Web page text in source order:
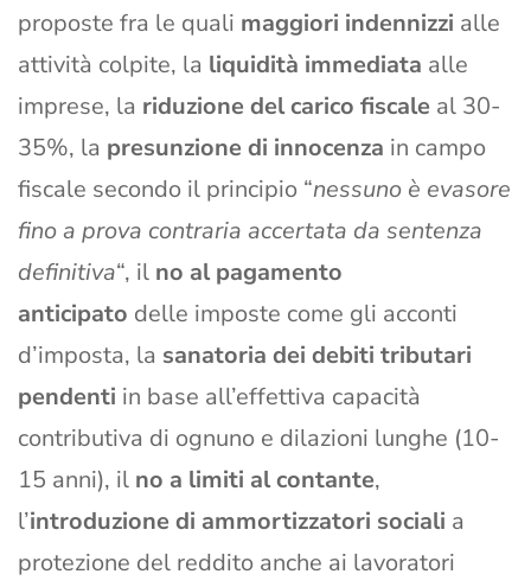
proposte fra le quali maggiori indennizzi alle
attività colpite, la liquidità immediata alle
imprese, la riduzione del carico fiscale al 30-
35%, la presunzione di innocenza in campo
fiscale secondo il principio “nessuno è evasore
fino a prova contraria accertata da sentenza
definitiva“, il no al pagamento
anticipato delle imposte come gli acconti
d’imposta, la sanatoria dei debiti tributari
pendenti in base all’effettiva capacità
contributiva di ognuno e dilazioni lunghe (10-
15 anni), il no a limiti al contante,
l’introduzione di ammortizzatori sociali a
protezione del reddito anche ai lavoratori